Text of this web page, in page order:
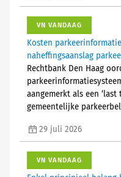
VN VANDAAG
Kosten
naheffingsaanslag
Rechtbank Den Haag
aangemerkt als een
gemeentelijke
29 juli 2026
VN VANDAAG